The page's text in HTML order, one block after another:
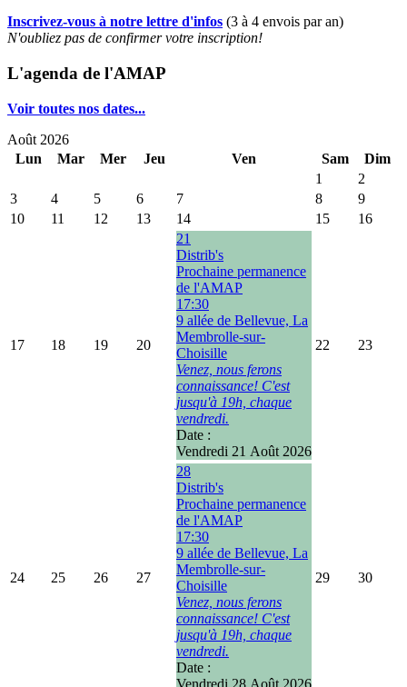
Inscrivez-vous à notre lettre d'infos (3 à 4 envois par an)
N'oubliez pas de confirmer votre inscription!
L'agenda de l'AMAP
Voir toutes nos dates...
Août 2026
Lun
Mar Mer Jeu Ven Sam
Dim
1
2
3
4 5 6 7 8
9
10
11 12 13 14 15 16
17 18 19 20
21
Distrib's
Prochaine permanence
de l'AMAP
17:30
9 allée de Bellevue, La
Membrolle-sur-
Choisille
Venez, nous ferons
connaissance! C'est
jusqu'à 19h, chaque
vendredi.
Date :
Vendredi 21 Août 2026
22 23
24 25 26 27
28
Distrib's
Prochaine permanence
de l'AMAP
17:30
9 allée de Bellevue, La
Membrolle-sur-
Choisille
Venez, nous ferons
connaissance! C'est
jusqu'à 19h, chaque
vendredi.
Date :
Vendredi 28 Août 2026
29 30